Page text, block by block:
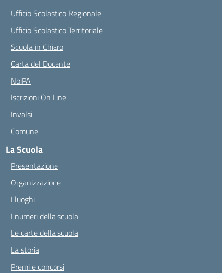
Ufficio Scolastico Regionale
Ufficio Scolastico Territoriale
Scuola in Chiaro
Carta del Docente
NoiPA
Iscrizioni On Line
Invalsi
Comune
La Scuola
Presentazione
Organizzazione
I luoghi
I numeri della scuola
Le carte della scuola
La storia
Premi e concorsi